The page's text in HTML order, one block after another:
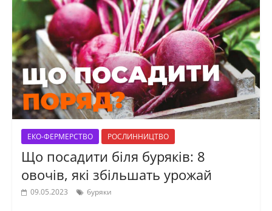
ЕКО-ФЕРМЕРСТВО РОСЛИННИЦТВО
Що посадити біля буряків: 8
овочів, які збільшать урожай
09.05.2023 буряки